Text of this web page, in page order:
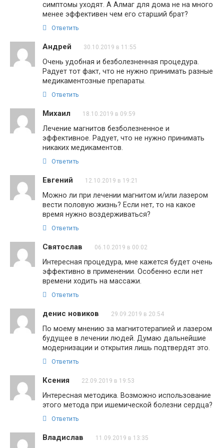
симптомы уходят. А Алмаг для дома не на много
менее эффективен чем его старший брат?
Ответить
Андрей 30.10.2019 в 11:55
Очень удобная и безболезненная процедура.
Радует тот факт, что не нужно принимать разные
медикаментозные препараты.
Ответить
Михаил 18.10.2019 в 09:59
Лечение магнитов безболезненное и
эффективное. Радует, что не нужно принимать
никаких медикаментов.
Ответить
Евгений 12.10.2019 в 19:21
Можно ли при лечении магнитом и/или лазером
вести половую жизнь? Если нет, то на какое
время нужно воздерживаться?
Ответить
Святослав 06.10.2019 в 00:02
Интересная процедура, мне кажется будет очень
эффективно в применении. Особенно если нет
времени ходить на массажи.
Ответить
денис новиков 29.09.2019 в 20:54
По моему мнению за магнитотерапией и лазером
будущее в лечении людей. Думаю дальнейшие
модернизации и открытия лишь подтвердят это.
Ответить
Ксения 22.09.2019 в 19:53
Интересная методика. Возможно использование
этого метода при ишемической болезни сердца?
Ответить
Владислав 11.09.2019 в 13:35